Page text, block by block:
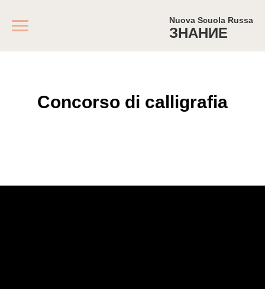
Nuova Scuola Russa
ЗНАНИЕ
Concorso di calligrafia